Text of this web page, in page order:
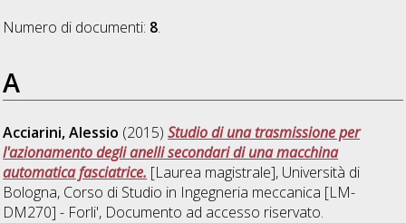
Numero di documenti: 8.
A
Acciarini, Alessio (2015)Studio di una trasmissione per
l'azionamento degli anelli secondari di una macchina
automatica fasciatrice. [Laurea magistrale], Università di
Bologna, Corso di Studio in Ingegneria meccanica [LM-
DM270] - Forli', Documento ad accesso riservato.